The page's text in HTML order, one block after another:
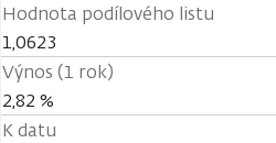
Hodnota podílového listu
1,0623
Výnos (1 rok)
2,82 %
K datu